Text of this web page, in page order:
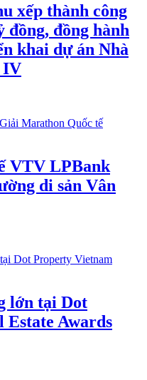
xếp thành công
đồng, đồng hành
khai dự án Nhà
IV
VTV LPBank
di sản Vân
lớn tại Dot
Awards